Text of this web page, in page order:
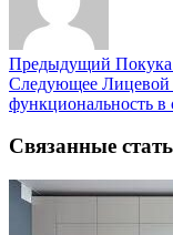
Предыдущий
Следующее Лицевой
функциональность в
Связанные